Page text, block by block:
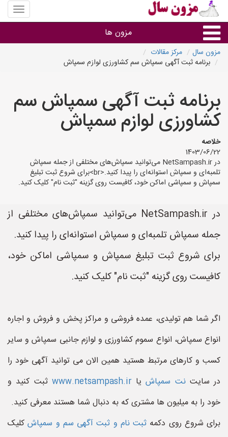
منوی
سایت
سال
مزون ها
گروه ها
استان ها
مزون سال
مرکز مقالات
برنامه ثبت آگهی سمپاش سم کشاورزی لوازم سمپاش
برنامه ثبت آگهی سمپاش سم
کشاورزی لوازم سمپاش
خلاصه
1403/06/22
در NetSampash.ir می‌توانید سمپاش‌های مختلفی از جمله سمپاش
تلمبه‌ای و سمپاش استوانه‌ای را پیدا کنید.<br>برای شروع ثبت تبلیغ
سمپاش و سمپاشی اماکن خود، کافیست روی گزینه "ثبت نام" کلیک کنید.
در NetSampash.ir می‌توانید سمپاش‌های مختلفی از
جمله سمپاش تلمبه‌ای و سمپاش استوانه‌ای را پیدا کنید.
برای شروع ثبت تبلیغ سمپاش و سمپاشی اماکن خود،
کافیست روی گزینه "ثبت نام" کلیک کنید.
اگر شما هم تولیدی، عمده فروشی و مراکز پخش و فروش و اجاره
انواع سمپاش، انواع سموم کشاورزی و لوازم جانبی سمپاش و سایر
کسب و کارهای مرتبط هستید همین الان می توانید آگهی خود را
در سایتنت سمپاشیاwww.netsampash.ir ثبت کنید و
خود را به میلیون ها مشتری که به دنبال شما هستند معرفی کنید.
برای شروع روی دکمه ثبت نام و ثبت آگهی سم و سمپاش کلیک